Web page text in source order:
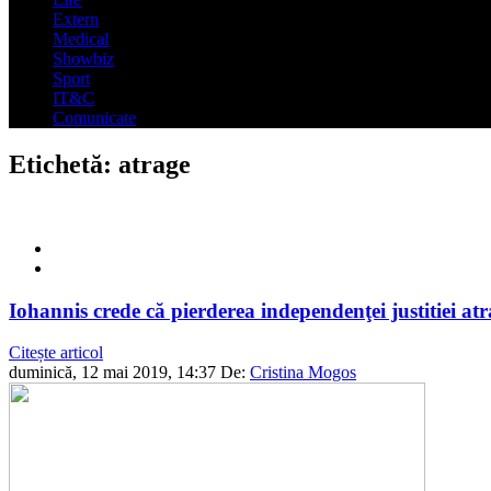
Extern
Medical
Showbiz
Sport
IT&C
Comunicate
Etichetă: atrage
Iohannis crede că pierderea independenţei justitiei
Citește articol
duminică, 12 mai 2019, 14:37 De: Cristina Mogos